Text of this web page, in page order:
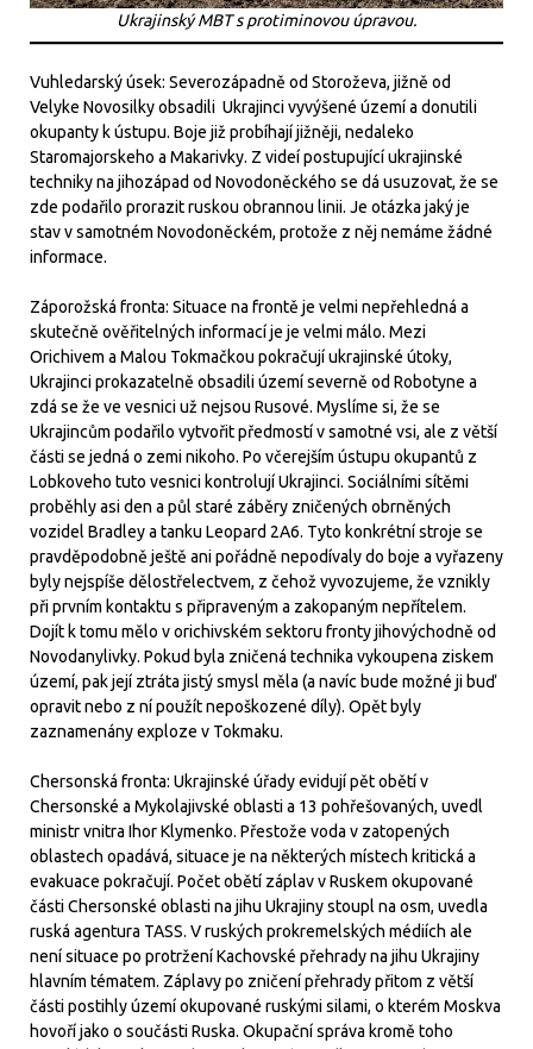
Ukrajinský MBT s protiminovou úpravou.
Vuhledarský úsek: Severozápadně od Storoževa, jižně od
Velyke Novosilky obsadili Ukrajinci vyvýšené území a donutili
okupanty k ústupu. Boje již probíhají jižněji, nedaleko
Staromajorskeho a Makarivky. Z videí postupující ukrajinské
techniky na jihozápad od Novodoněckého se dá usuzovat, že se
zde podařilo prorazit ruskou obrannou linii. Je otázka jaký je
stav v samotném Novodoněckém, protože z něj nemáme žádné
informace.
Záporožská fronta: Situace na frontě je velmi nepřehledná a
skutečně ověřitelných informací je je velmi málo. Mezi
Orichivem a Malou Tokmačkou pokračují ukrajinské útoky,
Ukrajinci prokazatelně obsadili území severně od Robotyne a
zdá se že ve vesnici už nejsou Rusové. Myslíme si, že se
Ukrajincům podařilo vytvořit předmostí v samotné vsi, ale z větší
části se jedná o zemi nikoho. Po včerejším ústupu okupantů z
Lobkoveho tuto vesnici kontrolují Ukrajinci. Sociálními sítěmi
proběhly asi den a půl staré záběry zničených obrněných
vozidel Bradley a tanku Leopard 2A6. Tyto konkrétní stroje se
pravděpodobně ještě ani pořádně nepodívaly do boje a vyřazeny
byly nejspíše dělostřelectvem, z čehož vyvozujeme, že vznikly
při prvním kontaktu s připraveným a zakopaným nepřítelem.
Dojít k tomu mělo v orichivském sektoru fronty jihovýchodně od
Novodanylivky. Pokud byla zničená technika vykoupena ziskem
území, pak její ztráta jistý smysl měla (a navíc bude možné ji buď
opravit nebo z ní použít nepoškozené díly). Opět byly
zaznamenány exploze v Tokmaku.
Chersonská fronta: Ukrajinské úřady evidují pět obětí v
Chersonské a Mykolajivské oblasti a 13 pohřešovaných, uvedl
ministr vnitra Ihor Klymenko. Přestože voda v zatopených
oblastech opadává, situace je na některých místech kritická a
evakuace pokračují. Počet obětí záplav v Ruskem okupované
části Chersonské oblasti na jihu Ukrajiny stoupl na osm, uvedla
ruská agentura TASS. V ruských prokremelských médiích ale
není situace po protržení Kachovské přehrady na jihu Ukrajiny
hlavním tématem. Záplavy po zničení přehrady přitom z větší
části postihly území okupované ruskými silami, o kterém Moskva
hovoří jako o součásti Ruska. Okupační správa kromě toho